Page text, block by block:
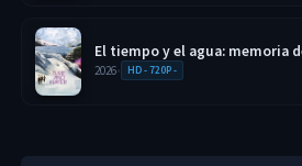
El tiempo y el agua: memoria
2026 HD 720p
2026• HD - 720P -